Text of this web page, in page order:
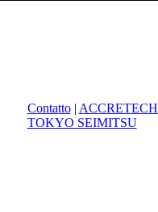
Contatto| ACCRETECH
TOKYO SEIMITSU